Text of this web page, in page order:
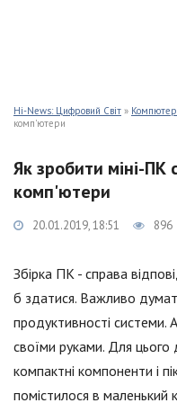
Hi-News: Цифровий Світ »
комп'ютери
Як зробити міні-ПК
комп'ютери
20.01.2019, 18:51 896
Збірка ПК - справа
б здатися. Важливо
продуктивності системи.
своїми руками. Для цього
компактні компоненти і
помістилося в маленький